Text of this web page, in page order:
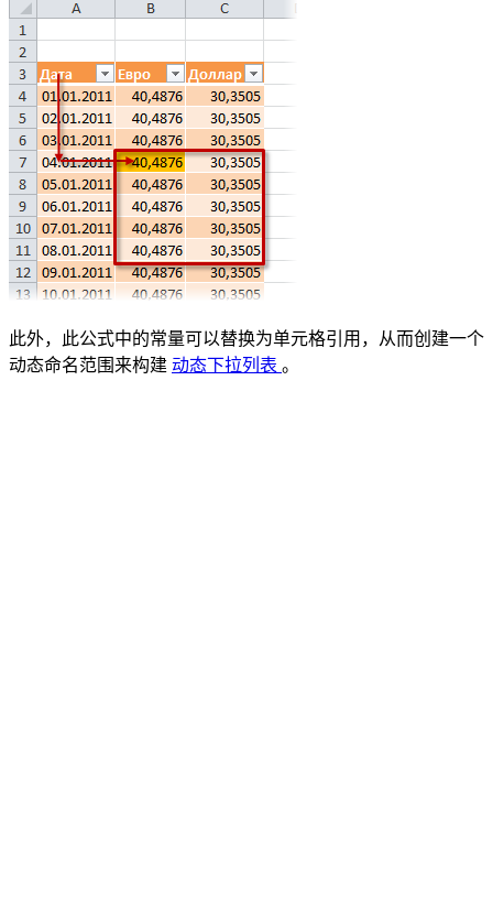
此外，此公式中的常量可以替换为单元格引用，从而创建一个
动态命名范围来构建 动态下拉列表 。